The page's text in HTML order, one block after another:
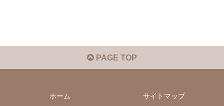
PAGE TOP
ホーム
サイトマップ